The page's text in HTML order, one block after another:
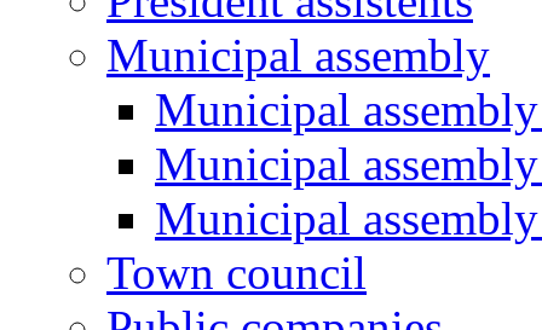
Municipal assembly
Municipal
Municipal
Municipal
Town council